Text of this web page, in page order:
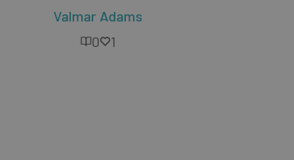
Valmar Adams
0
1